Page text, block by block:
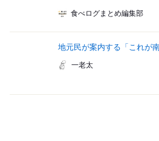
食べログまとめ編集部
地元民が案内する「これが
一老太